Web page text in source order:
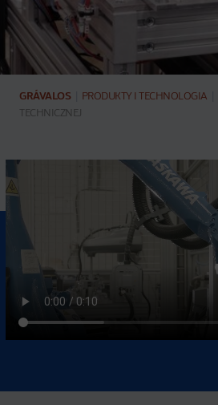
GRÁVALOS PRODUKTY I TECHNOLOGIA
TECHNICZNEJ